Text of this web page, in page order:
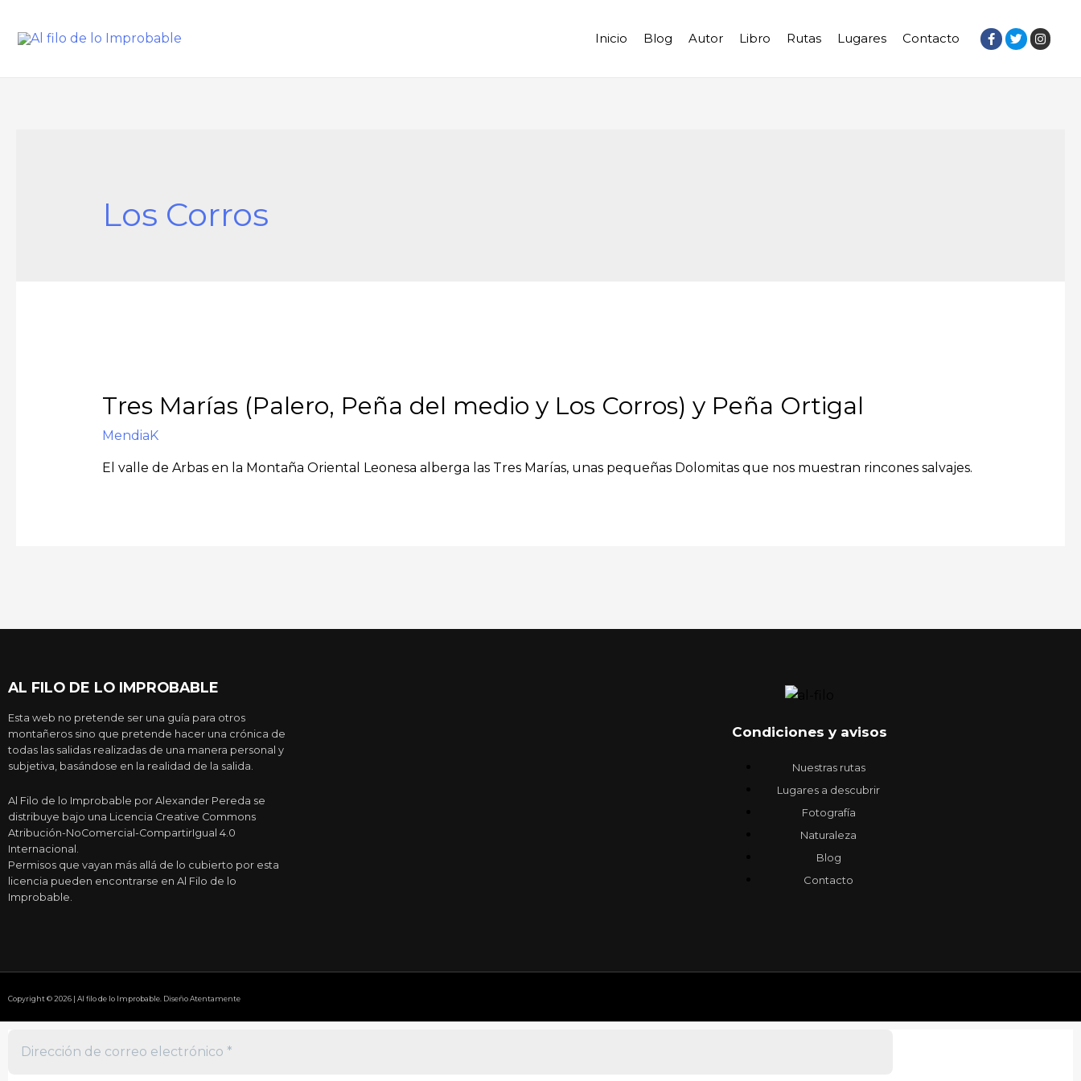
Inicio Blog Autor Libro Rutas Lugares Contacto
Los Corros
Tres Marías (Palero, Peña del medio y Los Corros) y Peña Ortigal
MendiaK
El valle de Arbas en la Montaña Oriental Leonesa alberga las Tres Marías, unas pequeñas Dolomitas que nos muestran rincones salvajes.
AL FILO DE LO IMPROBABLE
Esta web no pretende ser una guía para otros
montañeros sino que pretende hacer una crónica de
todas las salidas realizadas de una manera personal y
subjetiva, basándose en la realidad de la salida.
Al Filo de lo Improbable por Alexander Pereda se
distribuye bajo una Licencia Creative Commons
Atribución-NoComercial-CompartirIgual 4.0
Internacional.
Permisos que vayan más allá de lo cubierto por esta
licencia pueden encontrarse en Al Filo de lo
Improbable.
Condiciones y avisos
Nuestras rutas
Lugares a descubrir
Fotografía
Naturaleza
Blog
Contacto
Copyright © 2026 | Al filo de lo Improbable. Diseño Atentamente